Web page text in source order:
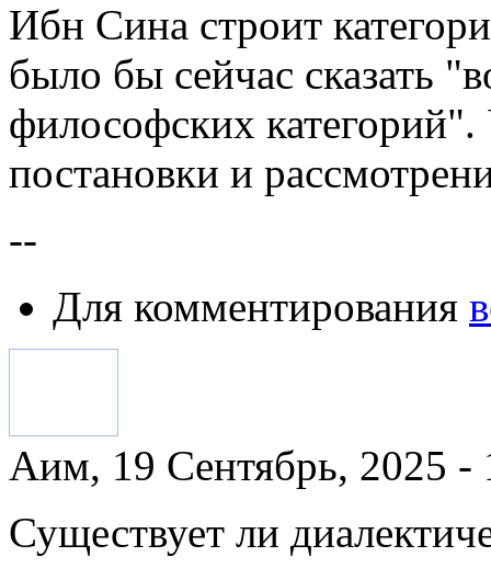
Ибн Сина строит
было бы сейчас сказать
философских категорий".
постановки и
--
Для комментирования
Аим, 19 Сентябрь, 2025
Существует ли